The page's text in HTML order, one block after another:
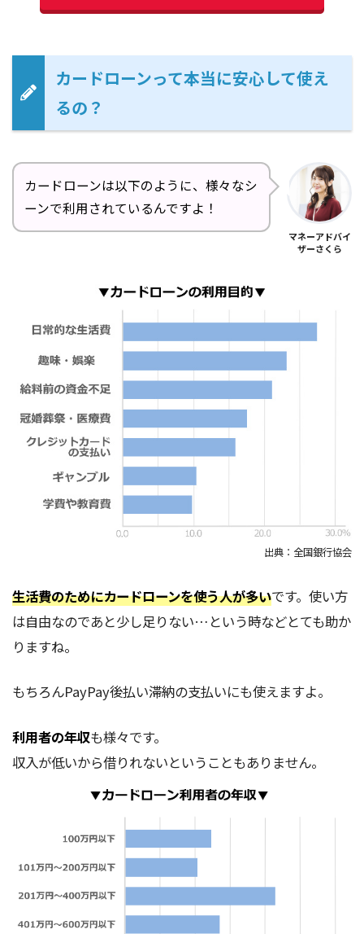
カードローンって本当に安心して使え
るの？
カードローンは以下のように、様々なシ
ーンで利用されているんですよ！
マネーアドバイ
ザーさくら
出典：全国銀行協会
生活費のためにカードローンを使う人が多いです。使い方
は自由なのであと少し足りない…という時などとても助か
りますね。
もちろんPayPay後払い滞納の支払いにも使えますよ。
利用者の年収も様々です。
収入が低いから借りれないということもありません。